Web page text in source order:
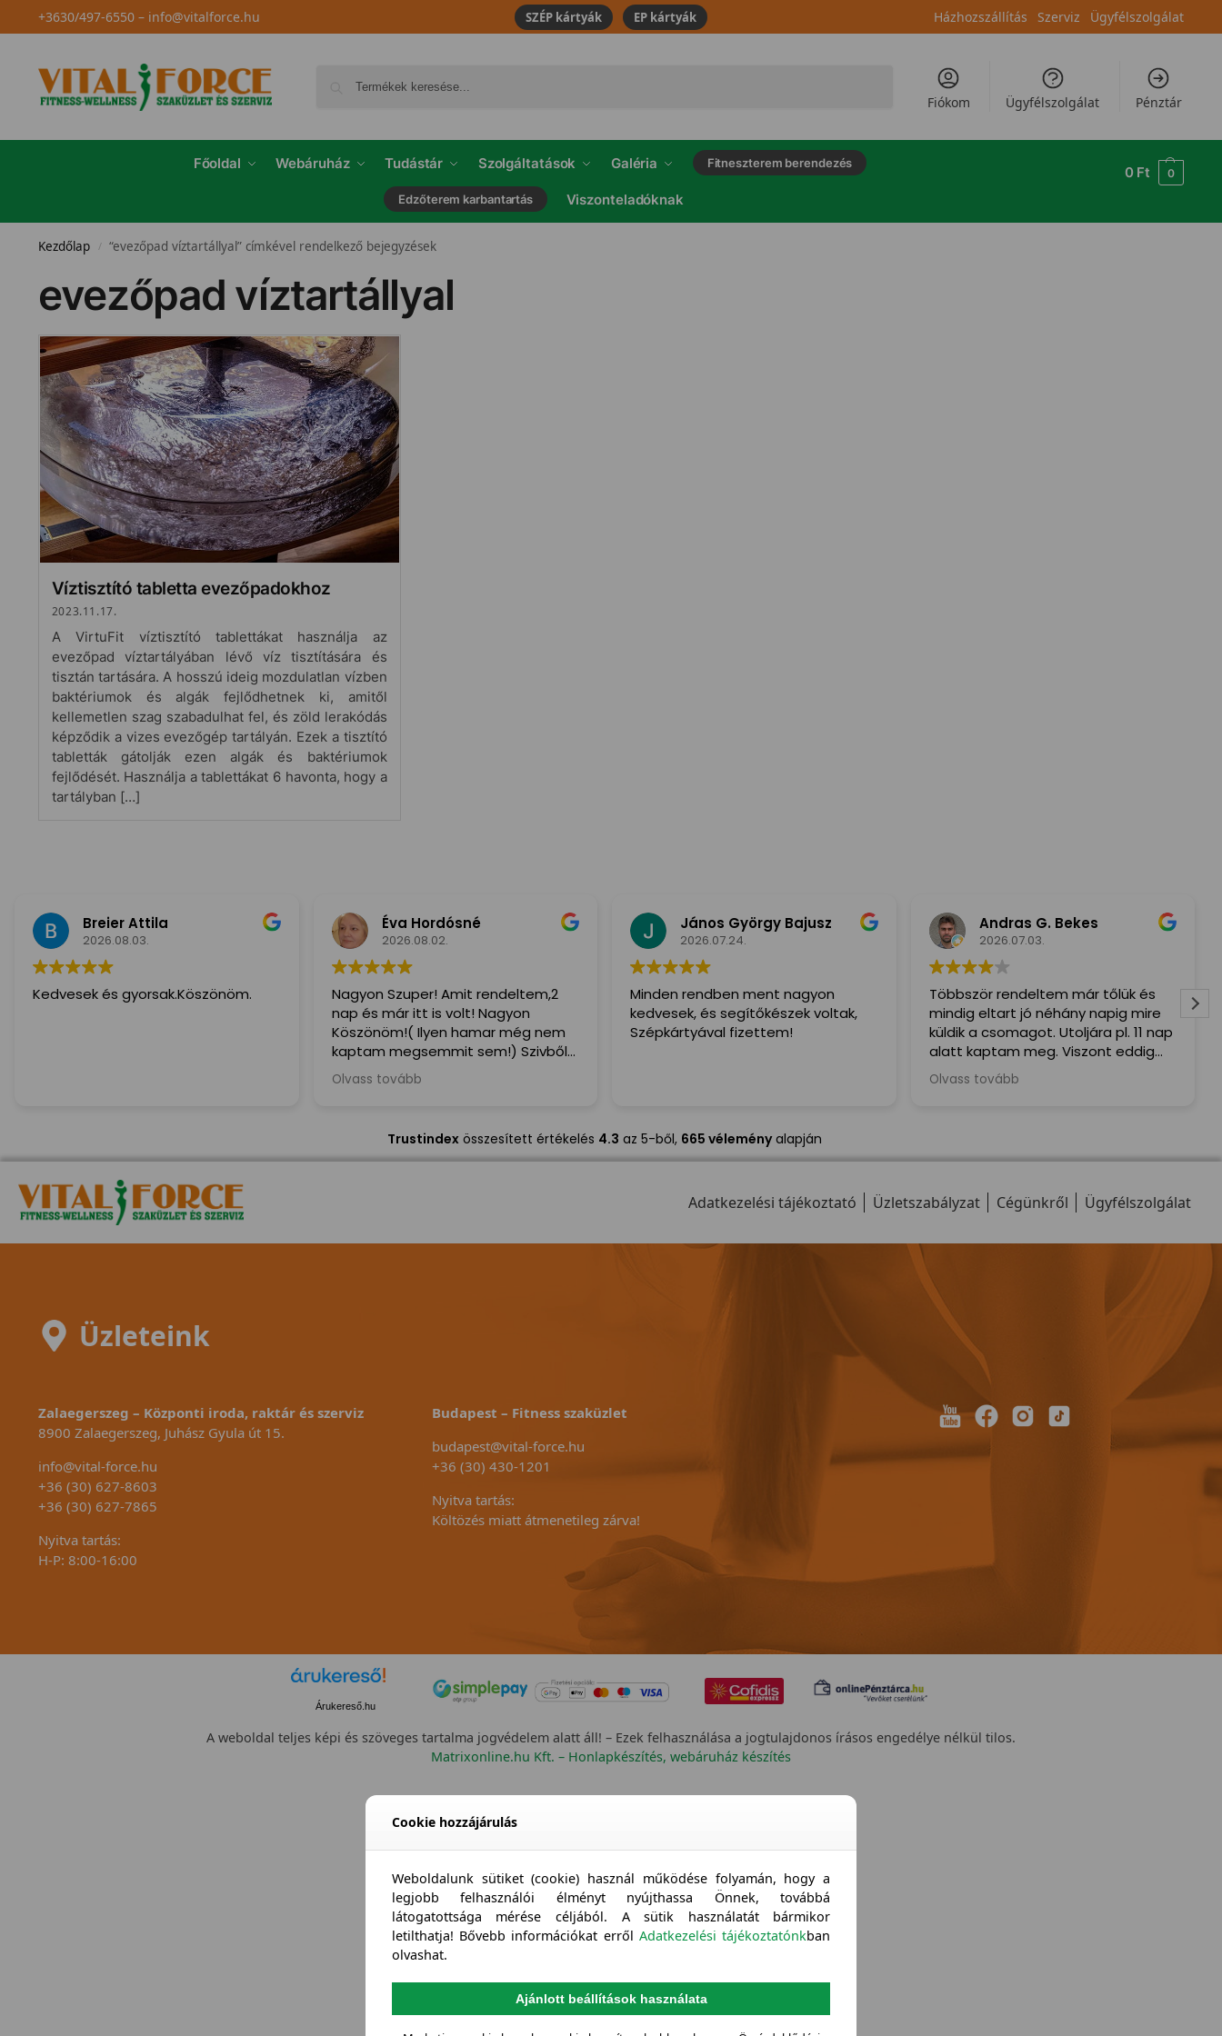
+3630/497-6550– info@vitalforce.hu SZÉP kártyák EP kártyák Házhozszállítás Szerviz Ügyfélszolgálat
Fiókom Ügyfélszolgálat Pénztár
Főoldal Webáruház Tudástár Szolgáltatások Galéria Fitneszterem berendezés
Edzőterem karbantartás Viszonteladóknak
0 Ft 0
Kezdőlap / “evezőpad víztartállyal” címkével rendelkező bejegyzések
evezőpad víztartállyal
Víztisztító tabletta evezőpadokhoz
2023.11.17.
A VirtuFit víztisztító tablettákat használja az
evezőpad víztartályában lévő víz tisztítására és
tisztán tartására. A hosszú ideig mozdulatlan vízben
baktériumok és algák fejlődhetnek ki, amitől
kellemetlen szag szabadulhat fel, és zöld lerakódás
képződik a vizes evezőgép tartályán. Ezek a tisztító
tabletták gátolják ezen algák és baktériumok
fejlődését. Használja a tablettákat 6 havonta, hogy a
tartályban […]
Breier Attila
2026.08.03.
Kedvesek és gyorsak.Köszönöm.
Éva Hordósné
2026.08.02.
Nagyon Szuper! Amit rendeltem,2
nap és már itt is volt! Nagyon
Köszönöm!( Ilyen hamar még nem
kaptam megsemmit sem!) Szivből
ajánlom mindenkinek,a Futár is irtó
kedves és Segitőkész volt!
Olvass tovább
János György Bajusz
2026.07.24.
Minden rendben ment nagyon
kedvesek, és segítőkészek voltak,
Szépkártyával fizettem!
Andras G. Bekes
2026.07.03.
Többször rendeltem már tőlük és
mindig eltart jó néhány napig mire
küldik a csomagot. Utoljára pl. 11 nap
alatt kaptam meg. Viszont eddig
mindig mindent megkaptam hiba
nélkül.
Olvass tovább
Trustindex összesített értékelés 4.3 az 5-ből, 665 véleményalapján
Adatkezelési tájékoztató Üzletszabályzat Cégünkről Ügyfélszolgálat
Üzleteink
Zalaegerszeg – Központi iroda, raktár és szerviz
8900 Zalaegerszeg, Juhász Gyula út 15.
info@vital-force.hu
+36 (30) 627-8603
+36 (30) 627-7865
Nyitva tartás:
H-P: 8:00-16:00
Budapest – Fitness szaküzlet
budapest@vital-force.hu
+36 (30) 430-1201
Nyitva tartás:
Költözés miatt átmenetileg zárva!
Árukereső.hu
A weboldal teljes képi és szöveges tartalma jogvédelem alatt áll! – Ezek felhasználása a jogtulajdonos írásos engedélye nélkül tilos.
Matrixonline.hu Kft. – Honlapkészítés, webáruház készítés
Cookie hozzájárulás
Weboldalunk sütiket (cookie) használ működése folyamán, hogy a
legjobb felhasználói élményt nyújthassa Önnek, továbbá
látogatottsága mérése céljából. A sütik használatát bármikor
letilthatja! Bővebb információkat erről Adatkezelési tájékoztatónkban
olvashat.
Ajánlott beállítások használata